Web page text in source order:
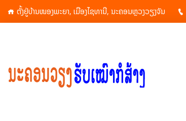
ຕັ້ງຢູ່ບ້ານໜອງພະຍາ, ເມືອງໄຊທານີ, ນະຄອນຫຼວງວຽງຈັນ